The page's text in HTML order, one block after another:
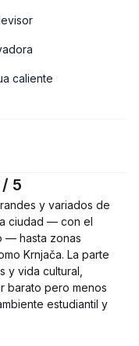
caliente
5
y variados de
ciudad — con el
— hasta zonas
Krnjača. La parte
y vida cultural,
barato pero menos
estudiantil y